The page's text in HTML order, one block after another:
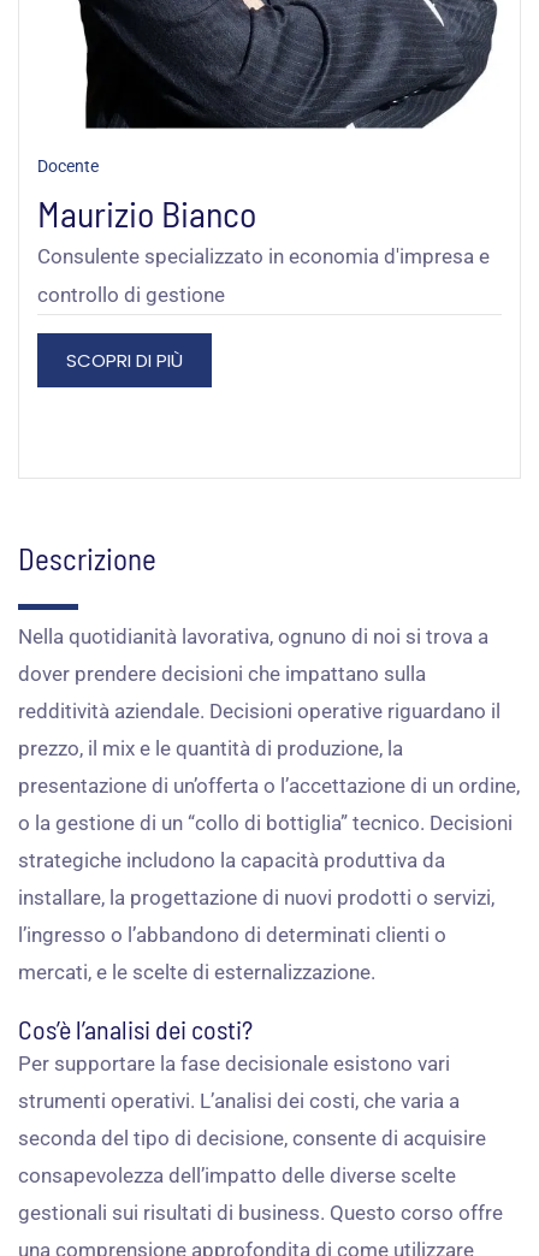
Docente
Maurizio Bianco
Consulente specializzato in economia d'impresa e
controllo di gestione
SCOPRI DI PIÙ
Descrizione
Nella quotidianità lavorativa, ognuno di noi si trova a
dover prendere decisioni che impattano sulla
redditività aziendale. Decisioni operative riguardano il
prezzo, il mix e le quantità di produzione, la
presentazione di un’offerta o l’accettazione di un ordine,
o la gestione di un “collo di bottiglia” tecnico. Decisioni
strategiche includono la capacità produttiva da
installare, la progettazione di nuovi prodotti o servizi,
l’ingresso o l’abbandono di determinati clienti o
mercati, e le scelte di esternalizzazione.
Cos’è l’analisi dei costi?
Per supportare la fase decisionale esistono vari
strumenti operativi. L’analisi dei costi, che varia a
seconda del tipo di decisione, consente di acquisire
consapevolezza dell’impatto delle diverse scelte
gestionali sui risultati di business. Questo corso offre
una comprensione approfondita di come utilizzare